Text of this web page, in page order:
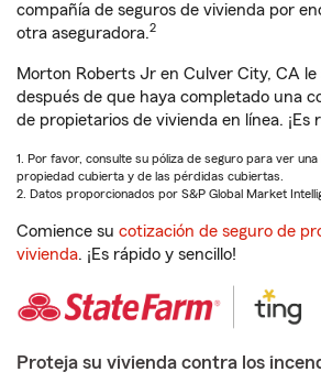
compañía de seguros de vivienda por
otra aseguradora.2
Morton Roberts Jr en Culver City, CA
después de que haya completado una
de propietarios de vivienda en línea. ¡Es
1. Por favor, consulte su póliza de seguro para ver
propiedad cubierta y de las pérdidas cubiertas.
2. Datos proporcionados por S&P Global Market
Comience su cotización de seguro de
vivienda. ¡Es rápido y sencillo!
Proteja su vivienda contra los